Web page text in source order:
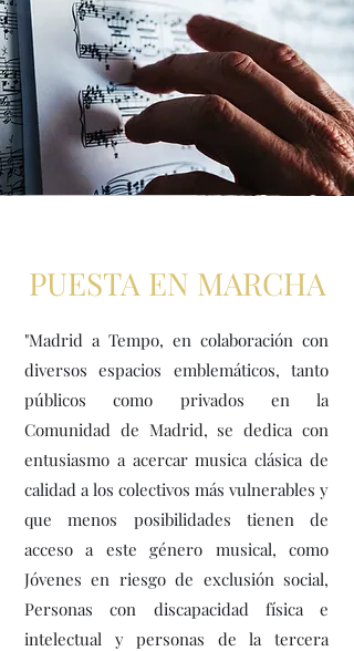
PUESTA EN MARCHA
"Madrid a Tempo, en colaboración con
diversos espacios emblemáticos, tanto
públicos como privados en la
Comunidad de Madrid, se dedica con
entusiasmo a acercar musica clásica de
calidad a los colectivos más vulnerables y
que menos posibilidades tienen de
acceso a este género musical, como
Jóvenes en riesgo de exclusión social,
Personas con discapacidad física e
intelectual y personas de la tercera